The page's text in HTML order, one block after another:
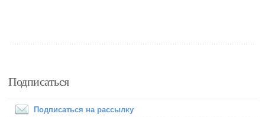
Подписаться
Подписаться на рассылку